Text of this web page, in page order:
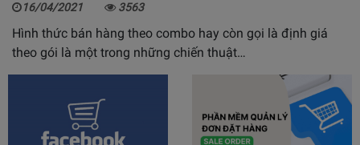
16/04/2021 3563
Hình thức bán hàng theo combo hay còn gọi là định giá
theo gói là một trong những chiến thuật…